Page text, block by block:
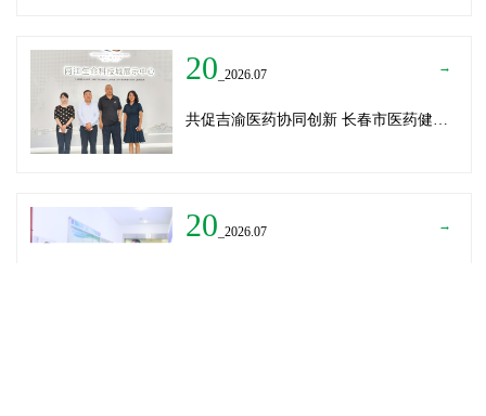
20 _2026.07 →
共促吉渝医药协同创新 长春市医药健康局与威斯腾生物走访重庆两江生命科技城
20 _2026.07 →